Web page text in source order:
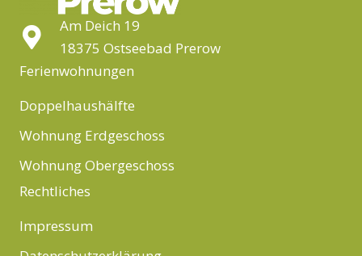
Am Deich 19
18375 Ostseebad Prerow
Ferienwohnungen
Doppelhaushälfte
Wohnung Erdgeschoss
Wohnung Obergeschoss
Rechtliches
Impressum